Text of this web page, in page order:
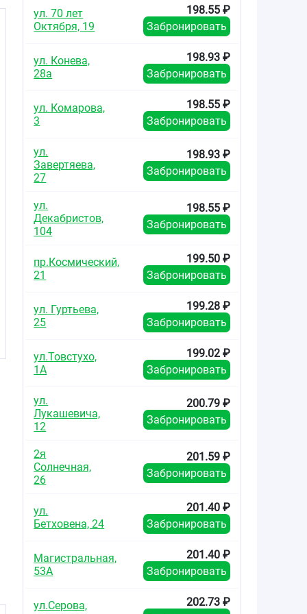
ул. 70 лет
Октября, 19
198.55 ₽
Забронировать
ул. Конева,
28а
198.93 ₽
Забронировать
ул. Комарова,
3
198.55 ₽
Забронировать
ул.
Завертяева,
27
198.93 ₽
Забронировать
ул.
Декабристов,
104
198.55 ₽
Забронировать
пр.Космический,
21
199.50 ₽
Забронировать
ул. Гуртьева,
25
199.28 ₽
Забронировать
ул.Товстухо,
1А
199.02 ₽
Забронировать
ул.
Лукашевича,
12
200.79 ₽
Забронировать
2я
Солнечная,
26
201.59 ₽
Забронировать
ул.
Бетховена, 24
201.40 ₽
Забронировать
Магистральная,
53А
201.40 ₽
Забронировать
ул.Серова,
202.73 ₽